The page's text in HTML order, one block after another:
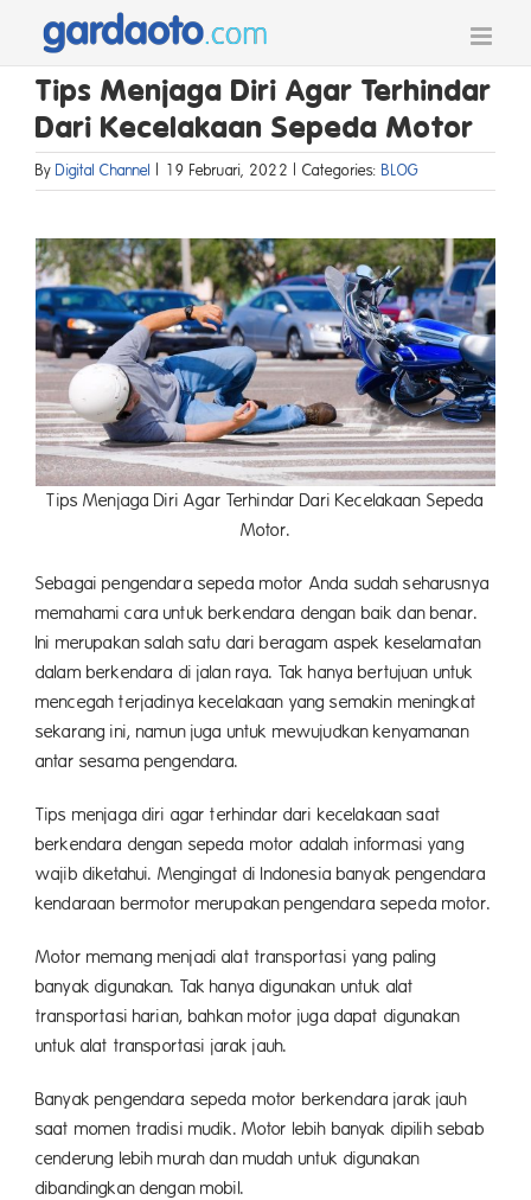
content
Tips Menjaga Diri Agar Terhindar
Dari Kecelakaan Sepeda Motor
By Digital Channel | 19 Februari, 2022 | Categories: BLOG
Tips Menjaga Diri Agar Terhindar Dari Kecelakaan Sepeda
Motor.
Sebagai pengendara sepeda motor Anda sudah seharusnya
memahami cara untuk berkendara dengan baik dan benar.
Ini merupakan salah satu dari beragam aspek keselamatan
dalam berkendara di jalan raya. Tak hanya bertujuan untuk
mencegah terjadinya kecelakaan yang semakin meningkat
sekarang ini, namun juga untuk mewujudkan kenyamanan
antar sesama pengendara.
Tips menjaga diri agar terhindar dari kecelakaan saat
berkendara dengan sepeda motor adalah informasi yang
wajib diketahui. Mengingat di Indonesia banyak pengendara
kendaraan bermotor merupakan pengendara sepeda motor.
Motor memang menjadi alat transportasi yang paling
banyak digunakan. Tak hanya digunakan untuk alat
transportasi harian, bahkan motor juga dapat digunakan
untuk alat transportasi jarak jauh.
Banyak pengendara sepeda motor berkendara jarak jauh
saat momen tradisi mudik. Motor lebih banyak dipilih sebab
cenderung lebih murah dan mudah untuk digunakan
dibandingkan dengan mobil.